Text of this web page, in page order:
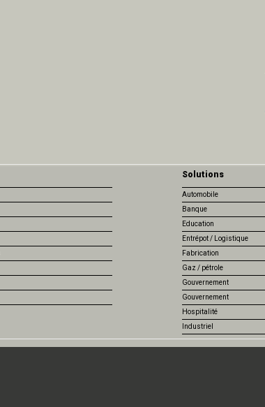
Solutions
Automobile
Banque
Education
Entrépot / Logistique
Fabrication
Gaz / pétrole
Gouvernement
Gouvernement
Hospitalité
Industriel